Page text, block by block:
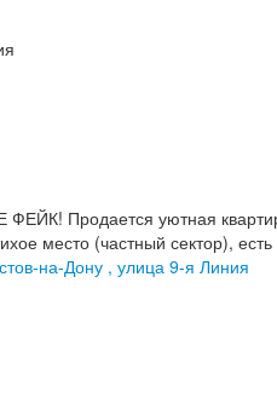
Продается уютная
место (частный сектор),
на-Дону , улица 9-я Линия